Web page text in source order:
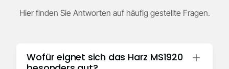
Hier finden Sie Antworten auf häufig gestellte Fragen.
Wofür eignet sich das Harz MS1920